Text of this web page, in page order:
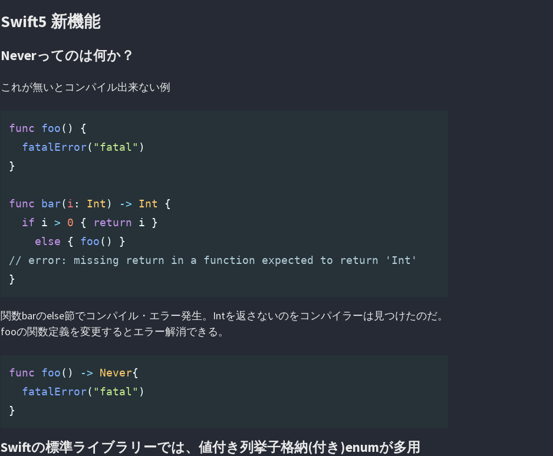
Swift5 新機能
Neverってのは何か？
これが無いとコンパイル出来ない例
func foo()
{
fatalError( "fatal" )
}
func bar(i : Int ) -> Int
{
if
i > 0 { return i
}
else
{ foo()
}
// error: missing return in a function expected to return 'Int'
}
関数barのelse節でコンパイル・エラー発生。Intを返さないのをコンパイラーは見つけたのだ。
fooの関数定義を変更するとエラー解消できる。
func foo() -> Never{
fatalError( "fatal" )
}
Swiftの標準ライブラリーでは、値付き列挙子格納(付き)enumが多用